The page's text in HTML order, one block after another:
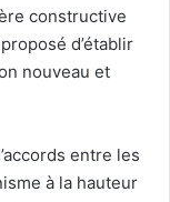
constructive
d’établir
nouveau et
entre les
à la hauteur